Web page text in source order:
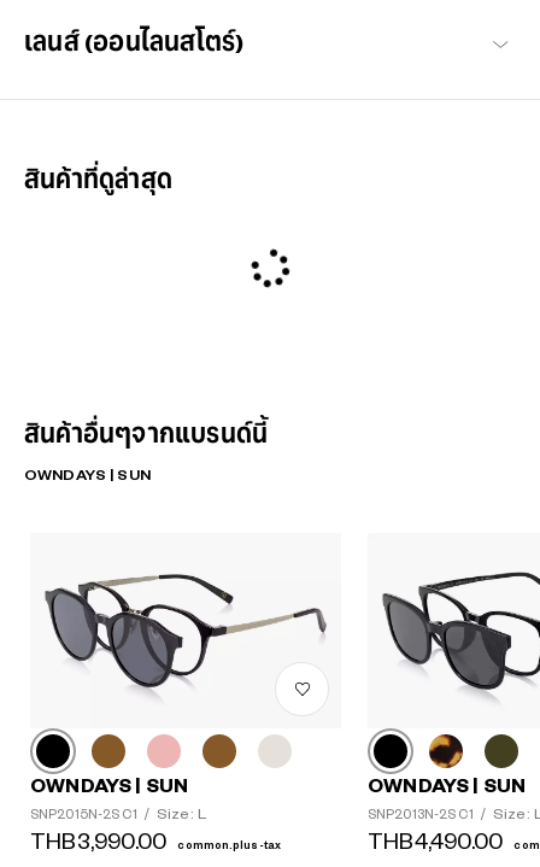
เลนส์ (ออนไลนสโตร์)
สินค้าที่ดูล่าสุด
สินค้าอื่นๆจากแบรนด์นี้
OWNDAYS | SUN
OWNDAYS | SUN
SNP2015N-2S C1 / Size: L
THB3,990.00 common.plus-tax
OWNDAYS | SUN
SNP2013N-2S C1 / Size:
THB4,490.00